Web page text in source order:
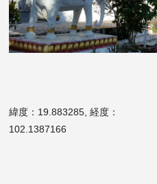
緯度：19.883285, 経度：
102.1387166